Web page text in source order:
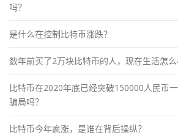
吗？
是什么在控制比特币涨跌？
数年前买了2万块比特币的人，现在生活怎么
比特币在2020年底已经突破150000人民币
骗局吗？
比特币今年疯涨，是谁在背后操纵？